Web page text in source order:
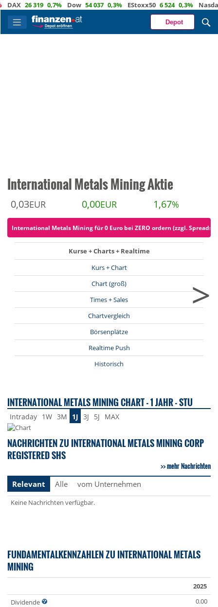
26 319 0,7% Dow 54 037 0,3% EStoxx50 6 524 0,3% Nasdaq
Depot
International Metals Mining Aktie
0,03EUR 0,00EUR 1,67%
International Metals Mining für 0 Euro bei ZERO ordern (zzgl. Spreads)
Kurse + Charts + Realtime
Kurs + Chart
Chart (groß)
Times + Sales
Chartvergleich
Börsenplätze
Realtime Push
Historisch
>
INTERNATIONAL METALS MINING CHART - 1 JAHR - STU
Intraday 1W 3M 1J 3J 5J MAX
NACHRICHTEN ZU INTERNATIONAL METALS MINING CORP
REGISTERED SHS
mehr Nachrichten
Relevant
Alle vom Unternehmen
Keine Nachrichten verfügbar.
FUNDAMENTALKENNZAHLEN ZU INTERNATIONAL METALS
MINING
2025
Dividende
0.00